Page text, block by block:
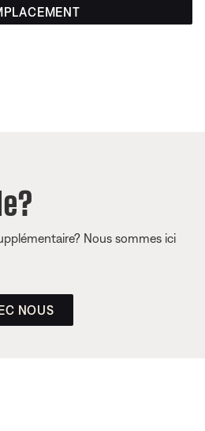
Nous sommes ici
NOUS